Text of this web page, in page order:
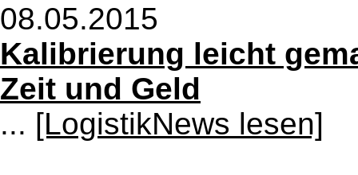
08.05.2015
Kalibrierung leicht
Zeit und Geld
... [LogistikNews lesen]